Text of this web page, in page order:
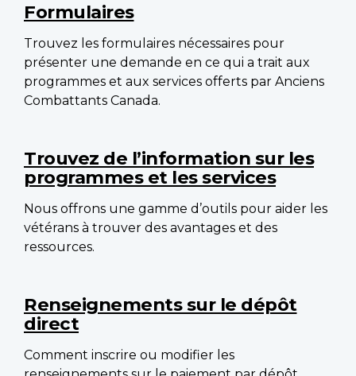
Formulaires
Trouvez les formulaires nécessaires pour
présenter une demande en ce qui a trait aux
programmes et aux services offerts par Anciens
Combattants Canada.
Trouvez de l’information sur les
programmes et les services
Nous offrons une gamme d’outils pour aider les
vétérans à trouver des avantages et des
ressources.
Renseignements sur le dépôt
direct
Comment inscrire ou modifier les